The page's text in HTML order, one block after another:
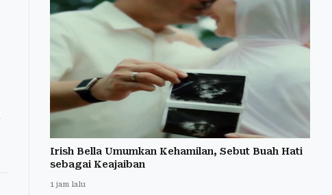
Irish Bella Umumkan Kehamilan, Sebut Buah Hati
sebagai Keajaiban
1 jam lalu